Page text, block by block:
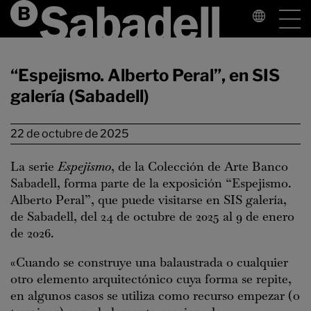
“Espejismo. Alberto Peral”, en SIS
galería (Sabadell)
22 de octubre de 2025
La serieEspejismo, de la Colección de Arte Banco
Sabadell, forma parte de la exposición “Espejismo.
Alberto Peral”, que puede visitarse en SIS galería,
de Sabadell, del 24 de octubre de 2025 al 9 de enero
de 2026.
«Cuando se construye una balaustrada o cualquier
otro elemento arquitectónico cuya forma se repite,
en algunos casos se utiliza como recurso empezar (o